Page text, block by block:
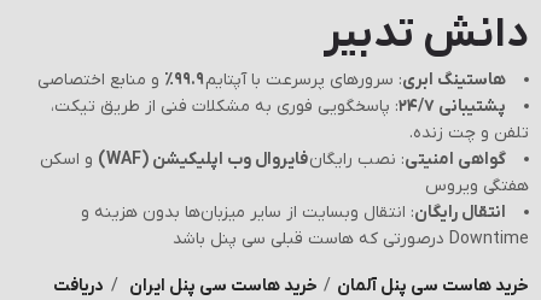
دانش تدبیر
هاستینگ ابری: سرورهای پرسرعت با آپتایم۹۹.۹٪
و منابع اختصاصی
پشتیبانی ۲۴/۷
: پاسخگویی فوری به مشکلات فنی از طریق تیکت،
تلفن و چت زنده.
گواهی امنیتی: نصب رایگانفایروال وب اپلیکیشن (WAF)
و اسکن
هفتگی ویروس
انتقال رایگان: انتقال وبسایت از سایر میزبان‌ها بدون هزینه و
Downtime درصورتی که هاست قبلی سی پنل باشد
خرید هاست سی پنل آلمان / خرید هاست سی پنل ایران / دریافت